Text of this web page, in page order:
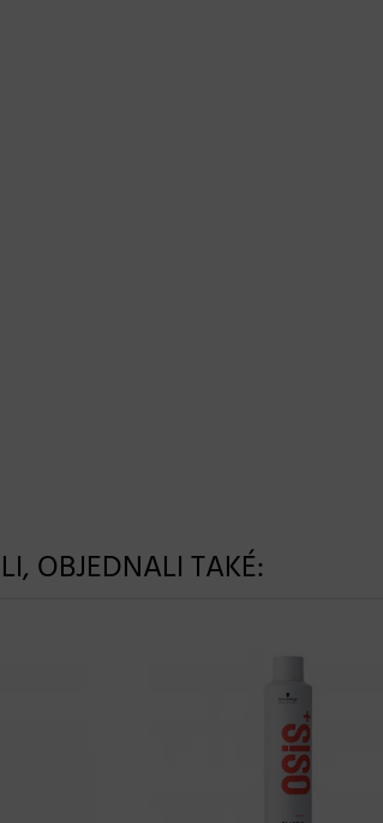
OBJEDNALI TAKÉ: